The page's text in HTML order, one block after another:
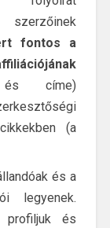
fontos a
és címe)
(a
és a
legyenek.
profiljuk és